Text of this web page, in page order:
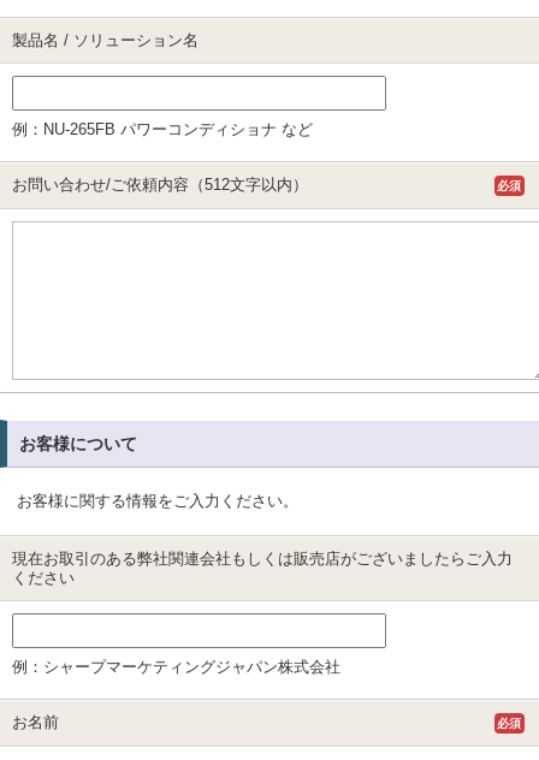
製品名 / ソリューション名
例：NU-265FB パワーコンディショナ など
お問い合わせ/ご依頼内容（512文字以内） 必須
お客様について
お客様に関する情報をご入力ください。
現在お取引のある弊社関連会社もしくは販売店がございましたらご入力
ください
例：シャープマーケティングジャパン株式会社
お名前 必須